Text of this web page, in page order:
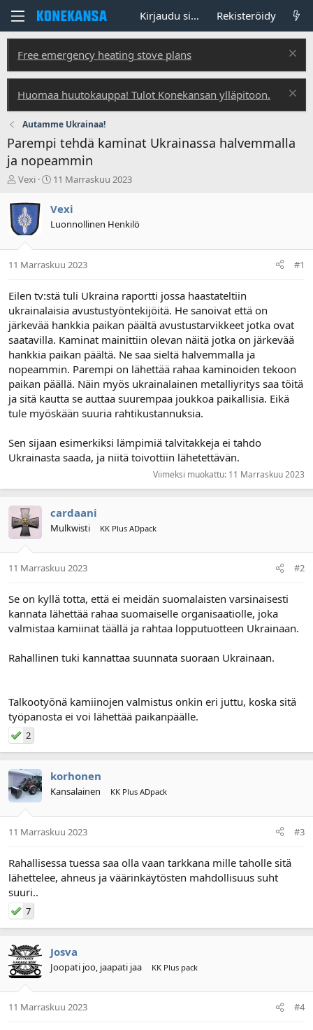
Kirjaudu sisään Rekisteröidy
Free emergency heating stove plans
Huomaa huutokauppa! Tulot Konekansan ylläpitoon.
Autamme Ukrainaa!
Parempi tehdä kaminat Ukrainassa halvemmalla
ja nopeammin
V
e
s
t
e
j
n
a
l
o
i
t
a
j
Vexi
A
o
i
t
s
p
i
v
ä
m
ä
ä
r
ä
11 Marraskuu 2023
Vexi
Luonnollinen Henkilö
11 Marraskuu 2023 #1
Eilen tv:stä tuli Ukraina raportti jossa haastateltiin
ukrainalaisia avustustyöntekijöitä. He sanoivat että on
järkevää hankkia paikan päältä avustustarvikkeet jotka ovat
saatavilla. Kaminat mainittiin olevan näitä jotka on järkevää
hankkia paikan päältä. Ne saa sieltä halvemmalla ja
nopeammin. Parempi on lähettää rahaa kaminoiden tekoon
paikan päällä. Näin myös ukrainalainen metalliyritys saa töitä
ja sitä kautta se auttaa suurempaa joukkoa paikallisia. Eikä
tule myöskään suuria rahtikustannuksia.
Sen sijaan esimerkiksi lämpimiä talvitakkeja ei tahdo
Ukrainasta saada, ja niitä toivottiin lähetettävän.
Viimeksi muokattu: 11 Marraskuu 2023
cardaani
Mulkwisti KK Plus ADpack
11 Marraskuu 2023 #2
Se on kyllä totta, että ei meidän suomalaisten varsinaisesti
kannata lähettää rahaa suomaiselle organisaatiolle, joka
valmistaa kamiinat täällä ja rahtaa lopputuotteen Ukrainaan.
Rahallinen tuki kannattaa suunnata suoraan Ukrainaan.
Talkootyönä kamiinojen valmistus onkin eri juttu, koska sitä
työpanosta ei voi lähettää paikanpäälle.
2
korhonen
Kansalainen KK Plus ADpack
11 Marraskuu 2023 #3
Rahallisessa tuessa saa olla vaan tarkkana mille taholle sitä
lähettelee, ahneus ja väärinkäytösten mahdollisuus suht
suuri..
7
Josva
Joopati joo, jaapati jaa KK Plus pack
11 Marraskuu 2023 #4